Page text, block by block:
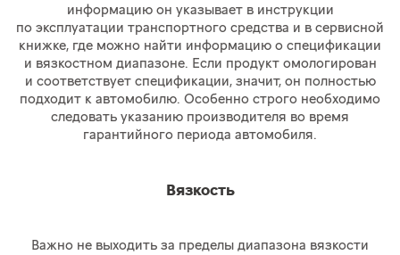
информацию он указывает в инструкции
по эксплуатации транспортного средства и в сервисной
книжке, где можно найти информацию о спецификации
и вязкостном диапазоне. Если продукт омологирован
и соответствует спецификации, значит, он полностью
подходит к автомобилю. Особенно строго необходимо
следовать указанию производителя во время
гарантийного периода автомобиля.
Вязкость
Важно не выходить за пределы диапазона вязкости